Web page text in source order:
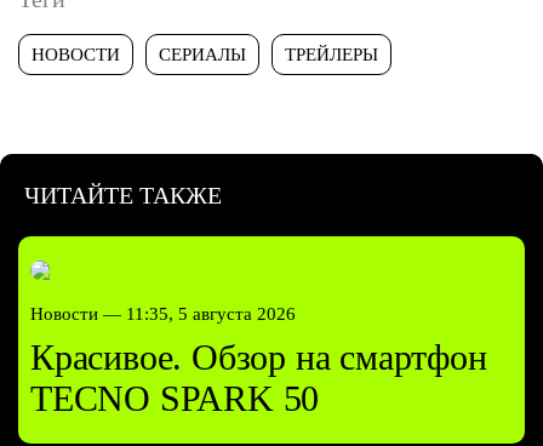
НОВОСТИ СЕРИАЛЫ ТРЕЙЛЕРЫ
ЧИТАЙТЕ ТАКЖЕ
Новости — 11:35, 5 августа 2026
Красивое. Обзор на смартфон
TECNO SPARK 50